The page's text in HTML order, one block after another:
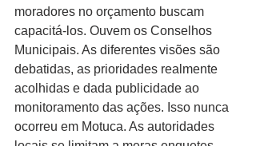
moradores no orçamento buscam
capacitá-los. Ouvem os Conselhos
Municipais. As diferentes visões são
debatidas, as prioridades realmente
acolhidas e dada publicidade ao
monitoramento das ações. Isso nunca
ocorreu em Motuca. As autoridades